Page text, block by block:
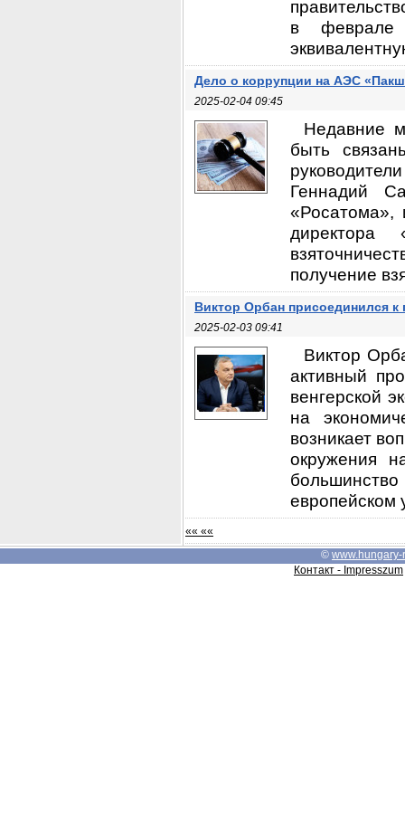
в феврале
Дело о коррупции на АЭС
2025-02-04 09:45
Недавние
быть
Геннадий
«Росатома»,
директора
получение
Виктор Орбан присоединился к
2025-02-03 09:41
Виктор
активный
венгерской
на
возникает
окружения
европейском
«« ««
© www.hungary-
Контакт - Impresszum